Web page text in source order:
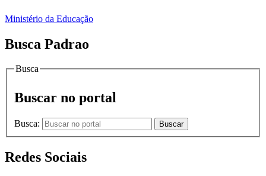
Ministério da Educação
Busca Padrao
Busca
Buscar no portal
Busca: Buscar
Redes Sociais